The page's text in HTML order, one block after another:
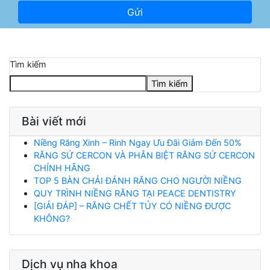
Tìm kiếm
Tìm kiếm
Bài viết mới
Niềng Răng Xinh – Rinh Ngay Ưu Đãi Giảm Đến 50%
RĂNG SỨ CERCON VÀ PHÂN BIỆT RĂNG SỨ CERCON
CHÍNH HÃNG
TOP 5 BÀN CHẢI ĐÁNH RĂNG CHO NGƯỜI NIỀNG
QUY TRÌNH NIỀNG RĂNG TẠI PEACE DENTISTRY
[GIẢI ĐÁP] – RĂNG CHẾT TỦY CÓ NIỀNG ĐƯỢC
KHÔNG?
Dịch vụ nha khoa